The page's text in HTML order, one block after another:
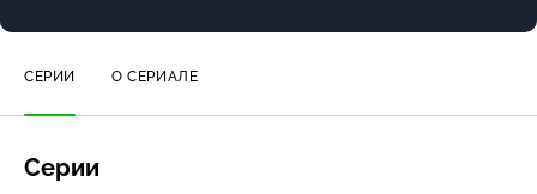
СЕРИИ О СЕРИАЛЕ
Серии